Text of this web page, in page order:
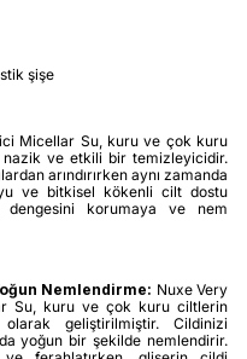
şişe
Micellar Su, kuru ve çok kuru
ve etkili bir temizleyicidir.
arındırırken aynı zamanda
ve bitkisel kökenli cilt dostu
dengesini korumaya ve nem
Nemlendirme: Nuxe Very
Su, kuru ve çok kuru ciltlerin
geliştirilmiştir. Cildinizi
yoğun bir şekilde nemlendirir.